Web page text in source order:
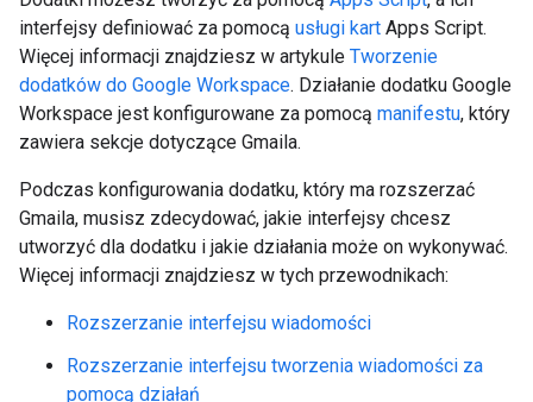
interfejsy definiować za pomocą usługi kart Apps Script.
Więcej informacji znajdziesz w artykule Tworzenie
dodatków do Google Workspace. Działanie dodatku Google
Workspace jest konfigurowane za pomocą manifestu, który
zawiera sekcje dotyczące Gmaila.
Podczas konfigurowania dodatku, który ma rozszerzać
Gmaila, musisz zdecydować, jakie interfejsy chcesz
utworzyć dla dodatku i jakie działania może on wykonywać.
Więcej informacji znajdziesz w tych przewodnikach:
Rozszerzanie interfejsu wiadomości
Rozszerzanie interfejsu tworzenia wiadomości za
pomocą działań